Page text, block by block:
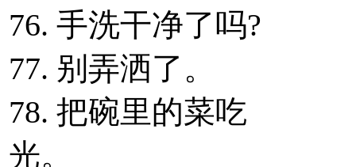
76. 手洗干净了吗?
77. 别弄洒了。
78. 把碗里的菜吃
光。